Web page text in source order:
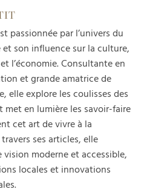
passionnée par l’univers du
et son influence sur la culture,
l’économie. Consultante en
et grande amatrice de
elle explore les coulisses des
met en lumière les savoir-faire
cet art de vivre à la
ses articles, elle
vision moderne et accessible,
locales et innovations